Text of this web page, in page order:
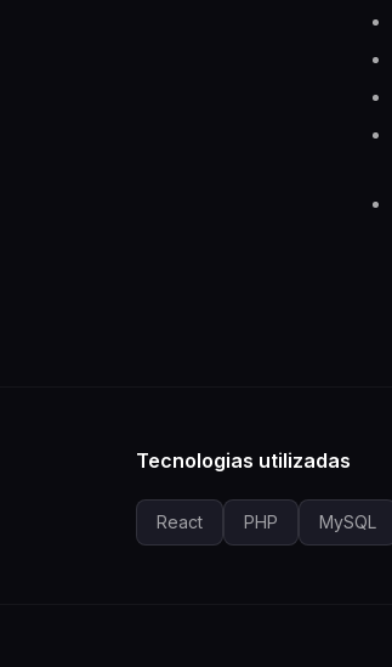
Tecnologias utilizadas
React PHP MySQL